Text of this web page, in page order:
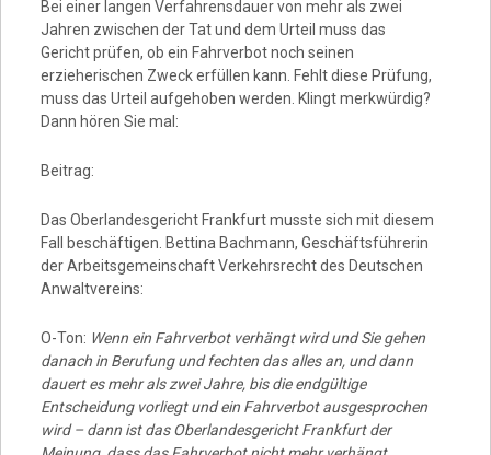
Bei einer langen Verfahrensdauer von mehr als zwei
Jahren zwischen der Tat und dem Urteil muss das
Gericht prüfen, ob ein Fahrverbot noch seinen
erzieherischen Zweck erfüllen kann. Fehlt diese Prüfung,
muss das Urteil aufgehoben werden. Klingt merkwürdig?
Dann hören Sie mal:
Beitrag:
Das Oberlandesgericht Frankfurt musste sich mit diesem
Fall beschäftigen. Bettina Bachmann, Geschäftsführerin
der Arbeitsgemeinschaft Verkehrsrecht des Deutschen
Anwaltvereins:
O-Ton: Wenn ein Fahrverbot verhängt wird und Sie gehen
danach in Berufung und fechten das alles an, und dann
dauert es mehr als zwei Jahre, bis die endgültige
Entscheidung vorliegt und ein Fahrverbot ausgesprochen
wird – dann ist das Oberlandesgericht Frankfurt der